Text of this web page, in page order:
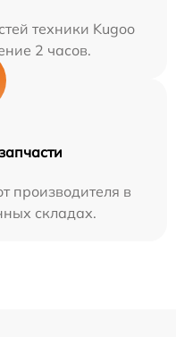
техники Kugoo
2 часов.
производителя в
складах.